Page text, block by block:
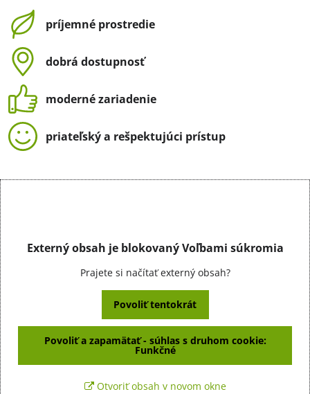
príjemné prostredie
dobrá dostupnosť
moderné zariadenie
priateľský a rešpektujúci prístup
Externý obsah je blokovaný Voľbami súkromia
Prajete si načítať externý obsah?
Povoliť tentokrát
Povoliť a zapamätať - súhlas s druhom cookie:
Funkčné
Otvoriť obsah v novom okne